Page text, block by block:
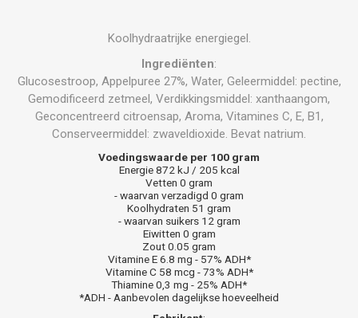
Koolhydraatrijke energiegel.
Ingrediënten:
Glucosestroop, Appelpuree 27%, Water, Geleermiddel: pectine,
Gemodificeerd zetmeel, Verdikkingsmiddel: xanthaangom,
Geconcentreerd citroensap, Aroma, Vitamines C, E, B1,
Conserveermiddel: zwaveldioxide. Bevat natrium.
Voedingswaarde per 100 gram
Energie 872 kJ / 205 kcal
Vetten 0 gram
- waarvan verzadigd 0 gram
Koolhydraten 51 gram
- waarvan suikers 12 gram
Eiwitten 0 gram
Zout 0.05 gram
Vitamine E 6.8 mg - 57% ADH*
Vitamine C 58 mcg - 73% ADH*
Thiamine 0,3 mg - 25% ADH*
*ADH - Aanbevolen dagelijkse hoeveelheid